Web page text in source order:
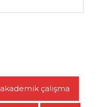
akademik çalışma